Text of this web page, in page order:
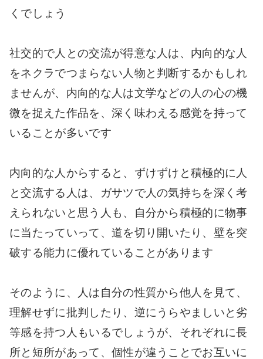
くでしょう
社交的で人との交流が得意な人は、内向的な人
をネクラでつまらない人物と判断するかもしれ
ませんが、内向的な人は文学などの人の心の機
微を捉えた作品を、深く味わえる感覚を持って
いることが多いです
内向的な人からすると、ずけずけと積極的に人
と交流する人は、ガサツで人の気持ちを深く考
えられないと思う人も、自分から積極的に物事
に当たっていって、道を切り開いたり、壁を突
破する能力に優れていることがあります
そのように、人は自分の性質から他人を見て、
理解せずに批判したり、逆にうらやましいと劣
等感を持つ人もいるでしょうが、それぞれに長
所と短所があって、個性が違うことでお互いに